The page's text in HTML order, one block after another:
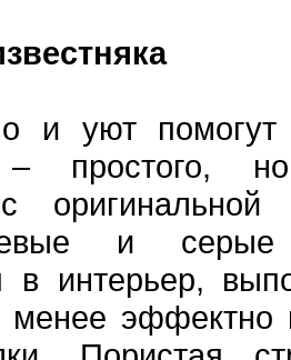
и уют
– простого,
и
в интерьер,
менее